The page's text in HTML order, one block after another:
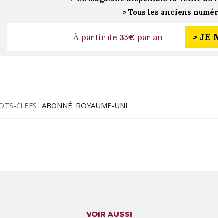
> Tous les anciens
À partir de 35€par an > JE
CLEFS :ABONNÉ, ROYAUME-UNI
VOIR AUSSI